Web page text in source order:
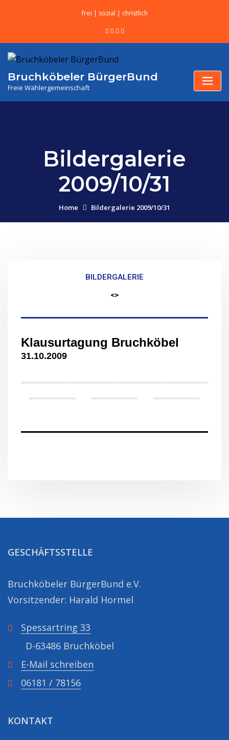
frei | sozial | christlich
Bruchköbeler BürgerBund
Freie Wählergemeinschaft
Bildergalerie
2009/10/31
Home Bildergalerie 2009/10/31
BILDERGALERIE
<>
Klausurtagung Bruchköbel
31.10.2009
GESCHÄFTSSTELLE
Bruchköbeler BürgerBund e.V.
Vorsitzender: Harald Hormel
Spessartring 33
D-63486 Bruchköbel
E-Mail schreiben
06181 / 78156
KONTAKT